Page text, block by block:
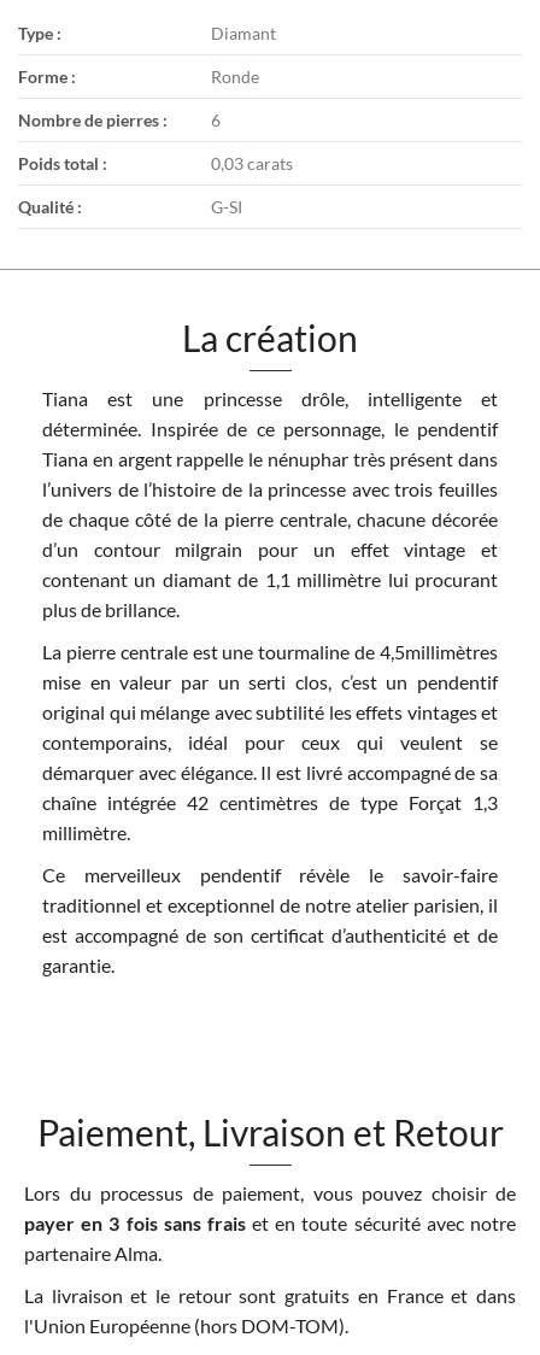
Type : Diamant
Forme : Ronde
Nombre de pierres : 6
Poids total : 0,03 carats
Qualité : G-SI
La création
Tiana est une princesse drôle, intelligente et
déterminée. Inspirée de ce personnage, le pendentif
Tiana en argent rappelle le nénuphar très présent dans
l’univers de l’histoire de la princesse avec trois feuilles
de chaque côté de la pierre centrale, chacune décorée
d’un contour milgrain pour un effet vintage et
contenant un diamant de 1,1 millimètre lui procurant
plus de brillance.
La pierre centrale est une tourmaline de 4,5millimètres
mise en valeur par un serti clos, c’est un pendentif
original qui mélange avec subtilité les effets vintages et
contemporains, idéal pour ceux qui veulent se
démarquer avec élégance. Il est livré accompagné de sa
chaîne intégrée 42 centimètres de type Forçat 1,3
millimètre.
Ce merveilleux pendentif révèle le savoir-faire
traditionnel et exceptionnel de notre atelier parisien, il
est accompagné de son certificat d’authenticité et de
garantie.
Paiement, Livraison et Retour
Lors du processus de paiement, vous pouvez choisir de
payer en 3 fois sans fraiset en toute sécurité avec notre
partenaire Alma.
La livraison et le retour sont gratuits en France et dans
l'Union Européenne (hors DOM-TOM).